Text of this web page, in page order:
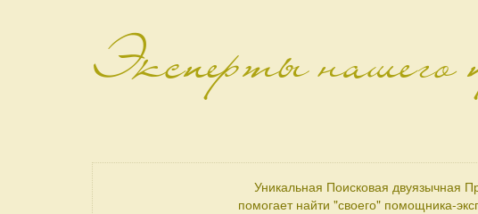
Эксперты нашего
Уникальная Поисковая двуязычная
помогает найти "своего" помощника-